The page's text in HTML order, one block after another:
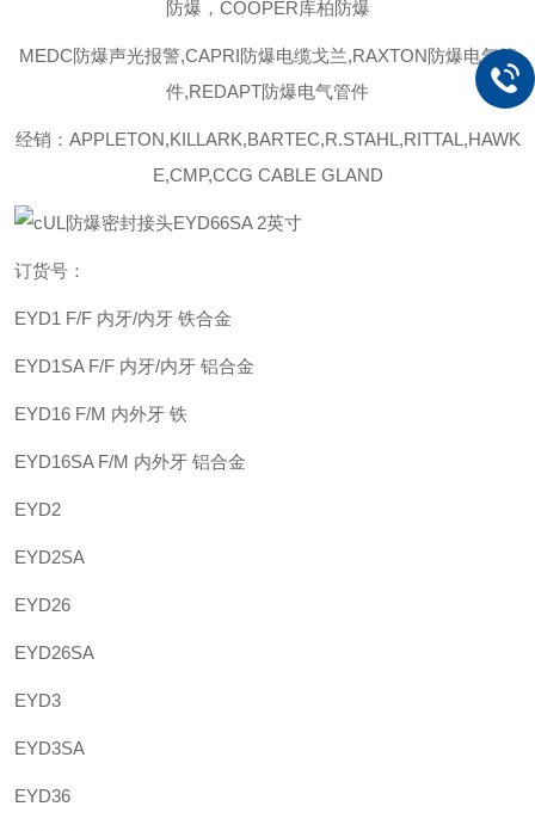
防爆，COOPER库柏防爆
MEDC防爆声光报警,CAPRI防爆电缆戈兰,RAXTON防爆电气管
件,REDAPT防爆电气管件
经销：APPLETON,KILLARK,BARTEC,R.STAHL,RITTAL,HAWK
E,CMP,CCG CABLE GLAND
订货号：
EYD1 F/F 内牙/内牙 铁合金
EYD1SA F/F 内牙/内牙 铝合金
EYD16 F/M 内外牙 铁
EYD16SA F/M 内外牙 铝合金
EYD2
EYD2SA
EYD26
EYD26SA
EYD3
EYD3SA
EYD36